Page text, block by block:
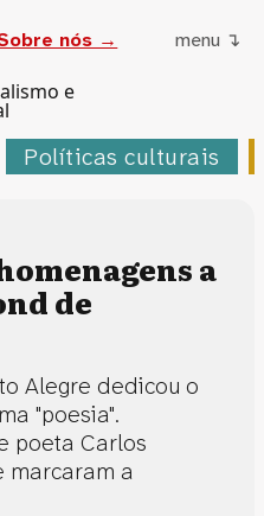
e
nós → menu ↴
Políticas culturais
a
de
Alegre dedicou o
"poesia".
poeta Carlos
marcaram a